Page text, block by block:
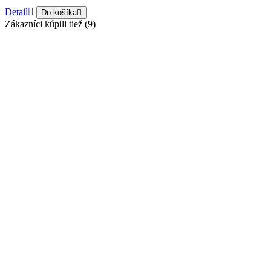
Detail Do košíka
Zákazníci kúpili tiež (9)